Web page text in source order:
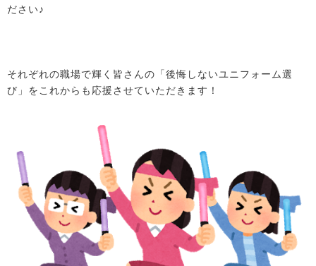
ださい♪
それぞれの職場で輝く皆さんの「後悔しないユニフォーム選
び」をこれからも応援させていただきます！